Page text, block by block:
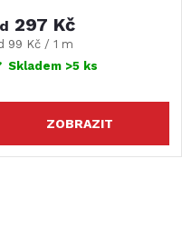
297 Kč
99 Kč / 1 m
Skladem >5 ks
ZOBRAZIT